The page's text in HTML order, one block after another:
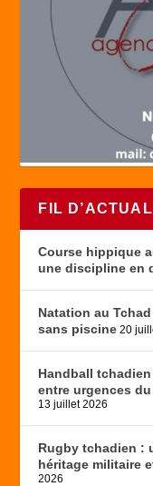
FIL
Course hippique
une discipline en
Natation au
sans piscine 20
Handball
entre urgences
13 juillet 2026
Rugby tchadien :
héritage militaire
2026